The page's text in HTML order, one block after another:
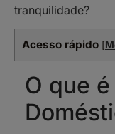
tranquilidade?
Acesso rápido [
O que